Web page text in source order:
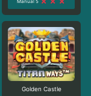
Golden Castle